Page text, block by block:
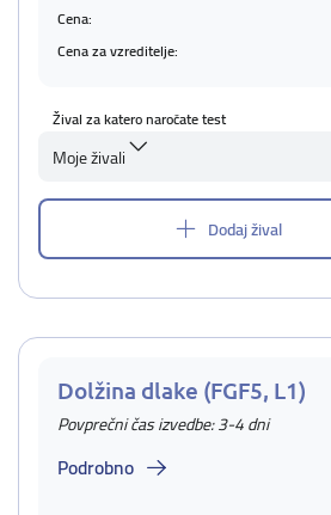
Cena:
Cena za vzreditelje:
Žival za katero naročate test
Moje živali
Dodaj žival
Dolžina dlake (FGF5, L1)
Povprečni čas izvedbe: 3-4 dni
Podrobno